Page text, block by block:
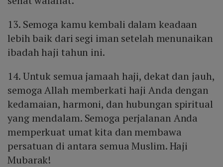
13. Semoga kamu kembali dalam keadaan
lebih baik dari segi iman setelah menunaikan
ibadah haji tahun ini.
14. Untuk semua jamaah haji, dekat dan jauh,
semoga Allah memberkati haji Anda dengan
kedamaian, harmoni, dan hubungan spiritual
yang mendalam. Semoga perjalanan Anda
memperkuat umat kita dan membawa
persatuan di antara semua Muslim. Haji
Mubarak!